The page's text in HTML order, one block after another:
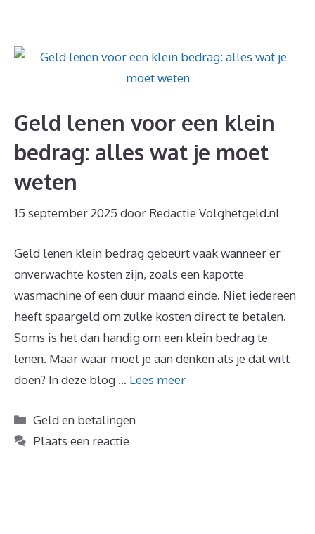
Geld lenen voor een klein
bedrag: alles wat je moet
weten
15 september 2025 door Redactie Volghetgeld.nl
Geld lenen klein bedrag gebeurt vaak wanneer er
onverwachte kosten zijn, zoals een kapotte
wasmachine of een duur maand einde. Niet iedereen
heeft spaargeld om zulke kosten direct te betalen.
Soms is het dan handig om een klein bedrag te
lenen. Maar waar moet je aan denken als je dat wilt
doen? In deze blog … Lees meer
Categorieën
Geld en betalingen
Plaats een reactie